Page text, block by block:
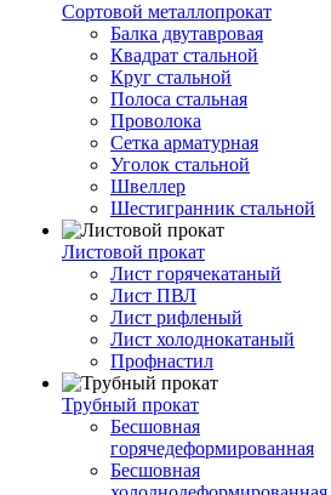
Сортовой металлопрокат
Балка двутавровая
Квадрат стальной
Круг стальной
Полоса стальная
Проволока
Сетка арматурная
Уголок стальной
Швеллер
Шестигранник стальной
Листовой прокат
Лист горячекатаный
Лист ПВЛ
Лист рифленый
Лист холоднокатаный
Профнастил
Трубный прокат
Бесшовная
горячедеформированная
Бесшовная